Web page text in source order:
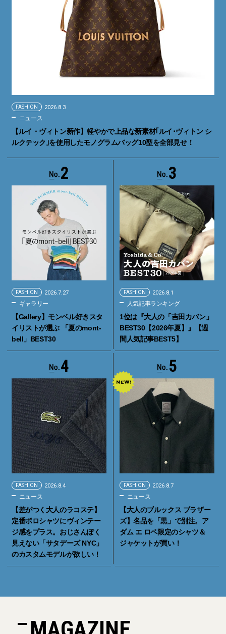
FASHION 2026.8.3
ニュース
【ルイ・ヴィトン新作】軽やかで上品な新素材｢ルイ･ヴィトン シ
ルクテック｣を使用したモノグラムバッグ10型を全部見せ！
2
FASHION 2026.7.27
ギャラリー
【Gallery】モンベル好きスタ
イリストが選ぶ 「夏のmont-
bell」BEST30
3
FASHION 2026.8.1
人気記事ランキング
1位は『大人の「吉田カバン」
BEST30【2026年夏】』【週
間人気記事BEST5】
4
FASHION 2026.8.4
ニュース
【差がつく大人のラコステ】
定番ポロシャツにヴィンテー
ジ感をプラス。おじさんぽく
見えない「サタデーズ NYC」
のカスタムモデルが欲しい！
5
FASHION 2026.8.7
ニュース
【大人のブルックス ブラザー
ズ】名品を「黒」で別注。ア
ダム エ ロペ限定のシャツ＆
ジャケットが買い！